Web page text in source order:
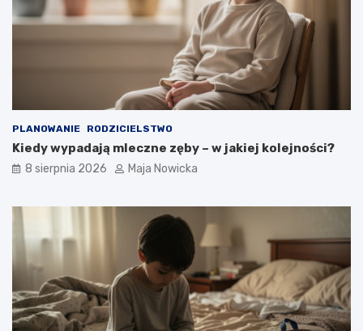
PLANOWANIE RODZICIELSTWO
Kiedy wypadają mleczne zęby – w jakiej kolejności?
8 sierpnia 2026 Maja Nowicka